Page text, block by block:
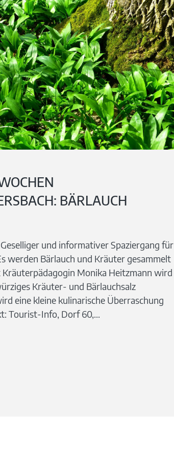
BÄRLAUCH
und informativer Spaziergang für
werden Bärlauch und Kräuter gesammelt
Kräuterpädagogin Monika Heitzmann wird
Kräuter- und Bärlauchsalz
eine kleine kulinarische Überraschung
Tourist-Info, Dorf 60,...